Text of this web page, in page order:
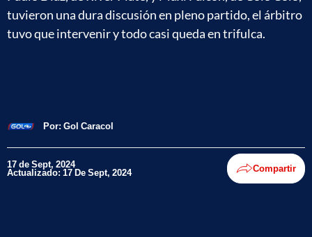
tuvieron una dura discusión en pleno partido, el árbitro
tuvo que intervenir y todo casi queda en trifulca.
Por: Gol Caracol
17 de Sept, 2024
Actualizado: 17 De Sept, 2024 Compartir